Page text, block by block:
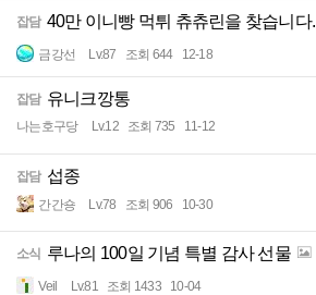
잡담 40만 이니빵 먹튀 츄츄린을 찾습니다.
금강선 Lv.87 조회 644 12-18
잡담 유니크깡통
나는호구당 Lv.12 조회 735 11-12
잡담 섭종
간간숑 Lv.78 조회 906 10-30
소식 루나의 100일 기념 특별 감사 선물
Veil Lv.81 조회 1433 10-04